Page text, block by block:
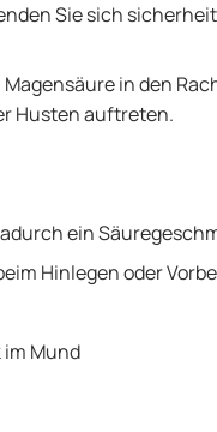
Sie sich
in den
Husten auftreten.
ein
Hinlegen oder
Mund